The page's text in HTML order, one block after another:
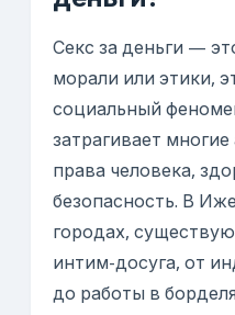
Секс за деньги —
морали или этики,
социальный
затрагивает
права человека,
безопасность. В
городах,
интим-досуга, от
до работы в